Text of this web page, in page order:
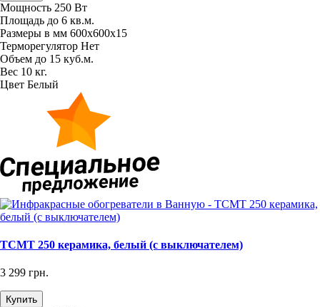
Мощность 250 Вт
Площадь до 6 кв.м.
Размеры в мм 600х600х15
Терморегулятор Нет
Объем до 15 куб.м.
Вес 10 кг.
Цвет Белый
TCMT 250 керамика, белый (с выключателем)
3 299 грн.
Купить